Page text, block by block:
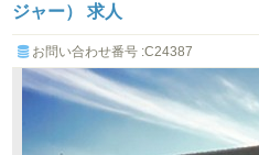
ジャー） 求人
お問い合わせ番号 :C24387